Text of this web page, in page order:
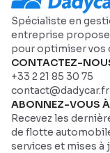
Spécialiste en
entreprise
pour optimiser vos
CONTACTEZ-
+33 2 21 85 30 75
contact@dadycar.fr
ABONNEZ-VOUS À
Recevez les
de flotte
services et mises à